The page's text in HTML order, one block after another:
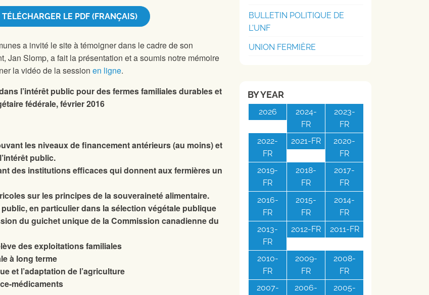
TÉLÉCHARGER LE PDF (FRANÇAIS)
a invité le siteà témoigner dans le cadre de son
Jan Slomp, a fait la présentation et a soumis notre mémoire
la vidéo de la session en ligne.
l’intérêt public pour des fermes familiales durables et
fédérale, février 2016
les niveaux de financement antérieurs (au moins) et
public.
des institutions efficaces qui donnent aux fermières un
sur les principes de la souveraineté alimentaire.
en particulier dans la sélection végétale publique
du guichet unique de la Commission canadienne du
des exploitations familiales
à long terme
et l’adaptation de l’agriculture
médicaments
BULLETIN POLITIQUE DE
L'UNF
UNION FERMIÈRE
BY YEAR
2026
2024-
FR
2023-
FR
2022-
FR
2021-FR
2020-
FR
2019-
FR
2018-
FR
2017-
FR
2016-
FR
2015-
FR
2014-
FR
2013-
FR
2012-FR 2011-FR
2010-
FR
2009-
FR
2008-
FR
2007-
2006-
2005-